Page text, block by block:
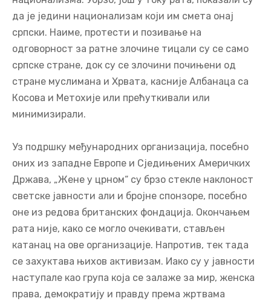
да је једини национализам који им смета онај
српски. Наиме, протести и позивање на
одговорност за ратне злочине тицали су се само
српске стране, док су се злочини почињени од
стране муслимана и Хрвата, касније Албанаца са
Косова и Метохије или прећуткивали или
минимизирали.
Уз подршку међународних организација, посебно
оних из западне Европе и Сједињених Америчких
Држава, „Жене у црном“ су брзо стекле наклоност
светске јавности али и бројне спонзоре, посебно
оне из редова британских фондација. Окончањем
рата није, како се могло очекивати, стављен
катанац на ове организације. Напротив, тек тада
се захуктава њихов активизам. Иако су у јавности
наступале као група која се залаже за мир, женска
права, демократију и правду према жртвама